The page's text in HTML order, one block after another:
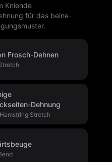
Kniende
für das beine-
Frosch-Dehnen
Dehnung
Stretch